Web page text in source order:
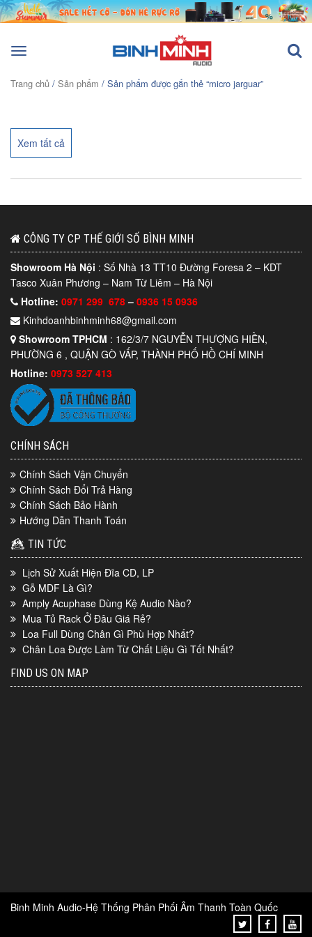
Toggle
Trang chủ / Sản phẩm / Sản phẩm được gắn thẻ “micro jarguar”
Xem tất cả
CÔNG TY CP THẾ GIỚI SỐ BÌNH MINH
Showroom Hà Nội : Số Nhà 13 TT10 Đường Foresa 2 – KDT
Tasco Xuân Phương – Nam Từ Liêm – Hà Nội
Hotline: 0971 299 678– 0936 15 0936
Kinhdoanhbinhminh68@gmail.com
Showroom TPHCM : 162/3/7 NGUYỄN THƯỢNG HIỀN,
PHƯỜNG 6 , QUẬN GÒ VẤP, THÀNH PHỐ HỒ CHÍ MINH
Hotline: 0973 527 413
CHÍNH SÁCH
Chính Sách Vận Chuyển
Chính Sách Đổi Trả Hàng
Chính Sách Bảo Hành
Hướng Dẫn Thanh Toán
TIN TỨC
Lịch Sử Xuất Hiện Đĩa CD, LP
Gỗ MDF Là Gì?
Amply Acuphase Dùng Kệ Audio Nào?
Mua Tủ Rack Ở Đâu Giá Rẻ?
Loa Full Dùng Chân Gì Phù Hợp Nhất?
Chân Loa Được Làm Từ Chất Liệu Gì Tốt Nhất?
FIND US ON MAP
Binh Minh Audio-Hệ Thống Phân Phối Âm Thanh Toàn Quốc